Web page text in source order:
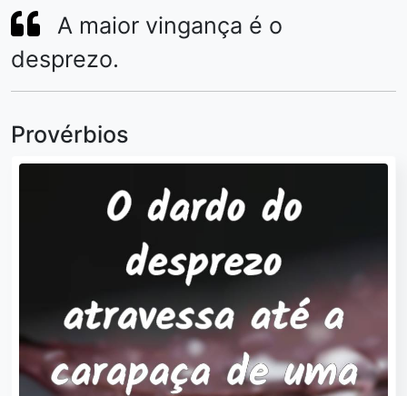
A maior vingança é o
desprezo.
Provérbios